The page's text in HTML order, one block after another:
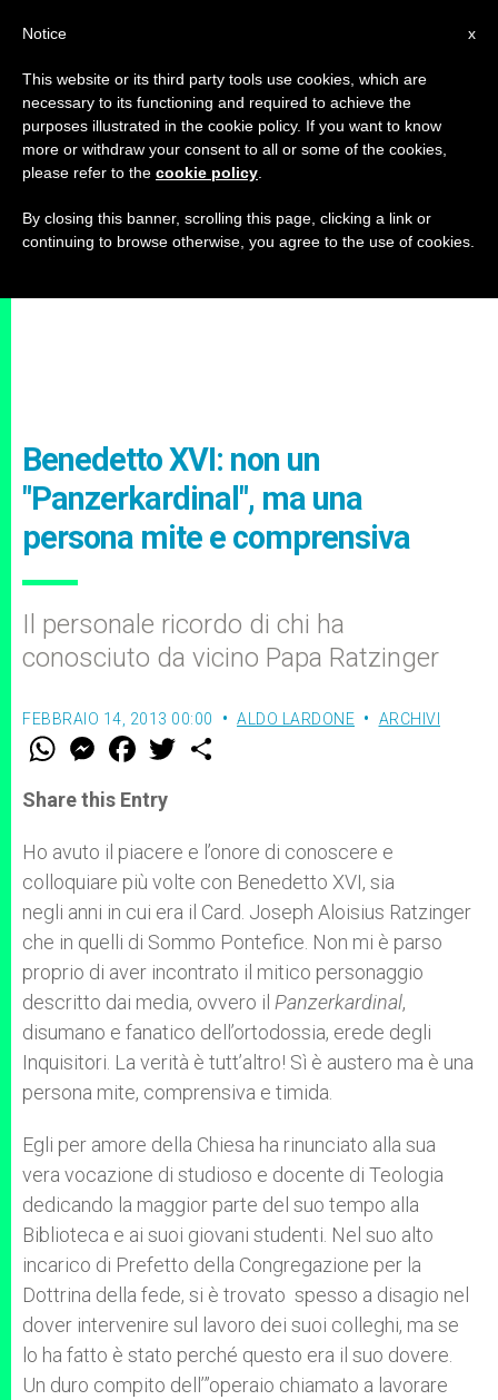
Benedetto XVI: non un
"Panzerkardinal", ma una
persona mite e comprensiva
Il personale ricordo di chi ha
conosciuto da vicino Papa Ratzinger
FEBBRAIO 14, 2013 00:00 ALDO LARDONE ARCHIVI
W
t
s
p
p
M
e
s
e
g
e
r
F
a
e
b
o
k
w
r
Share this Entry
Ho avuto il piacere e l’onore di conoscere e
colloquiare più volte con Benedetto XVI, sia
negli anni in cui era il Card. Joseph Aloisius Ratzinger
che in quelli di Sommo Pontefice. Non mi è parso
proprio di aver incontrato il mitico personaggio
descritto dai media, ovvero il Panzerkardinal,
disumano e fanatico dell’ortodossia, erede degli
Inquisitori. La verità è tutt’altro! Sì è austero ma è una
persona mite, comprensiva e timida.
Egli per amore della Chiesa ha rinunciato alla sua
vera vocazione di studioso e docente di Teologia
dedicando la maggior parte del suo tempo alla
Biblioteca e ai suoi giovani studenti. Nel suo alto
incarico di Prefetto della Congregazione per la
Dottrina della fede, si è trovato spesso a disagio nel
dover intervenire sul lavoro dei suoi colleghi, ma se
lo ha fatto è stato perché questo era il suo dovere.
Un duro compito dell’”operaio chiamato a lavorare
x
Notice
This website or its third party tools use cookies, which are
necessary to its functioning and required to achieve the
purposes illustrated in the cookie policy. If you want to know
more or withdraw your consent to all or some of the cookies,
please refer to the cookie policy
By closing this banner, scrolling this page, clicking a link or
continuing to browse otherwise, you agree to the use of cookies.